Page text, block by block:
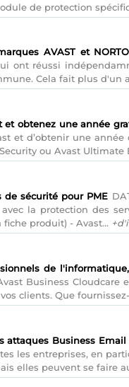
de protection
AVAST et
ont réussi
Cela fait plus d'un
et obtenez une année
et d’obtenir une
ou Avast Ultimate
sécurité pour PME
la protection des
fiche produit) - Avast...
de
Business
clients. Que
attaques Business Email
les entreprises, en
elles peuvent se faire